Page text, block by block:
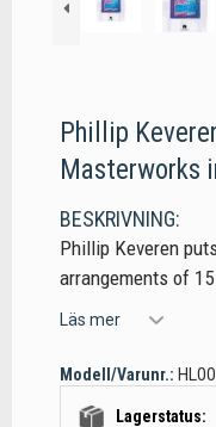
Phillip
Masterworks
BESKRIVNING:
Phillip Keveren
arrangements of
Läs mer
Modell/Varunr.:
Lagerstatus: